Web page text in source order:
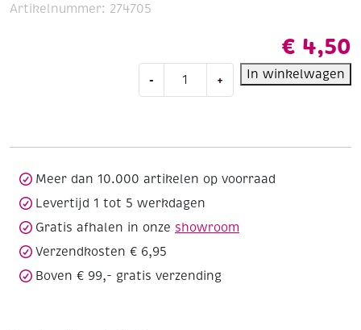
€ 4,50
-
Pompoentjes/pompons/pompoms,
aantal
+ In winkelwagen
Artikelnummer: 274705
Meer dan 10.000 artikelen op voorraad
Levertijd 1 tot 5 werkdagen
Gratis afhalen in onze showroom
Verzendkosten € 6,95
Boven € 99,- gratis verzending